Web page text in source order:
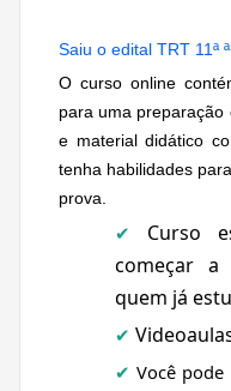
Saiu o edital TRT 11ª
O curso online
para uma preparação
e material didático
tenha habilidades
prova.
✔
Curso
começar
quem já
✔
✔ Você